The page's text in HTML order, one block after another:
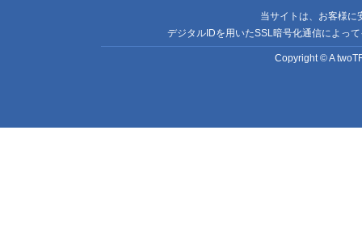
当サイトは、お客様に
デジタルIDを用いたSSL暗号化通信によっ
Copyright © A